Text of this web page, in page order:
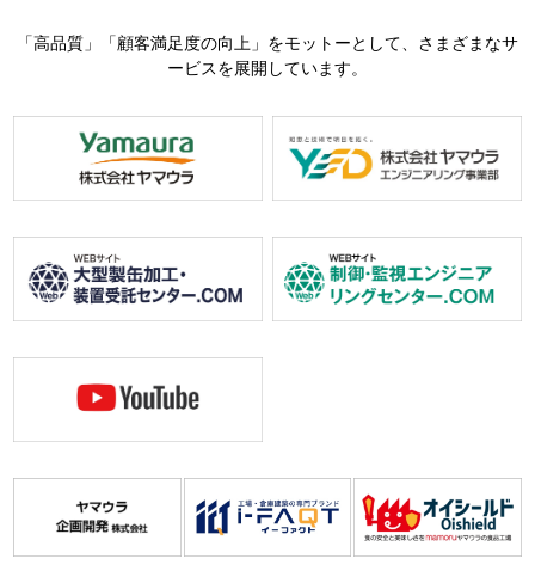
「高品質」「顧客満足度の向上」をモットーとして、さまざまなサ
ービスを展開しています。